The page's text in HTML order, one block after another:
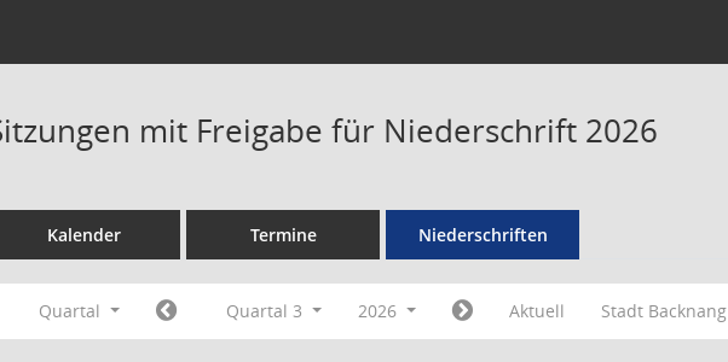
navigation
mit Freigabe für Niederschrift 2026
Kalender Termine Niederschriften
Quartal Quartal 3 2026 Aktuell Stadt Backnang